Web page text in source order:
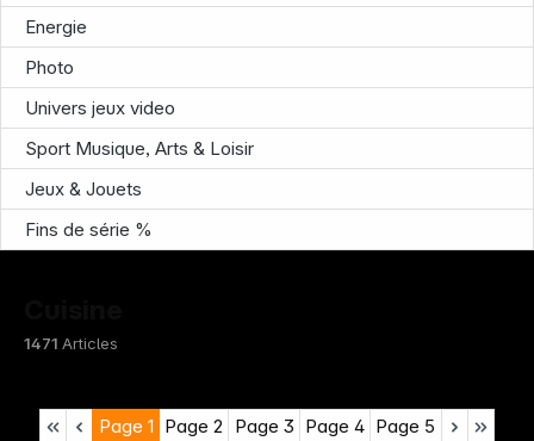
Energie
Photo
Univers jeux video
Sport Musique, Arts & Loisir
Jeux & Jouets
Fins de série %
1471 Articles
Page 1 Page 2 Page 3 Page 4 Page 5